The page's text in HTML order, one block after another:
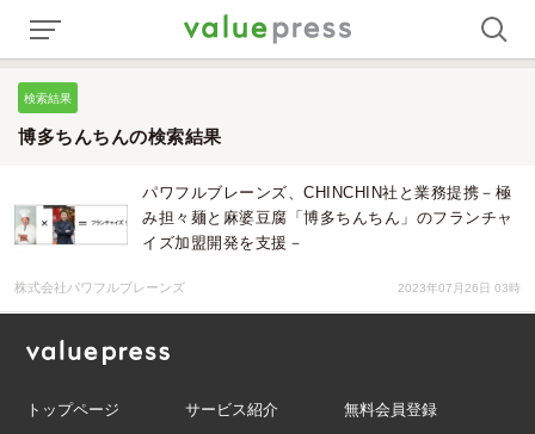
検索結果
博多ちんちんの検索結果
パワフルブレーンズ、CHINCHIN社と業務提携－極
み担々麺と麻婆豆腐「博多ちんちん」のフランチャ
イズ加盟開発を支援－
株式会社パワフルブレーンズ 2023年07月26日 03時
トップページ サービス紹介
無料会員登録